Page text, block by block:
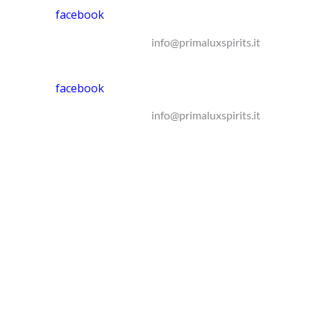
facebook
info@primaluxspirits.it
facebook
info@primaluxspirits.it